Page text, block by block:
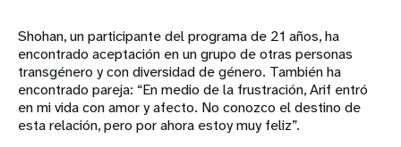
Shohan, un participante del programa de 21 años, ha
encontrado aceptación en un grupo de otras personas
transgénero y con diversidad de género. También ha
encontrado pareja: “En medio de la frustración, Arif entró
en mi vida con amor y afecto. No conozco el destino de
esta relación, pero por ahora estoy muy feliz”.